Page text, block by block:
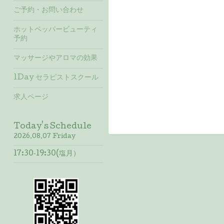
ご予約・お問い合わせ
ホットペッパービューティ
予約
マッサージやアロマの効果
1Day セラピストスクール
求人ページ
Today's Schedule
2026.08.07 Friday
17:30‐19:30(塩月）